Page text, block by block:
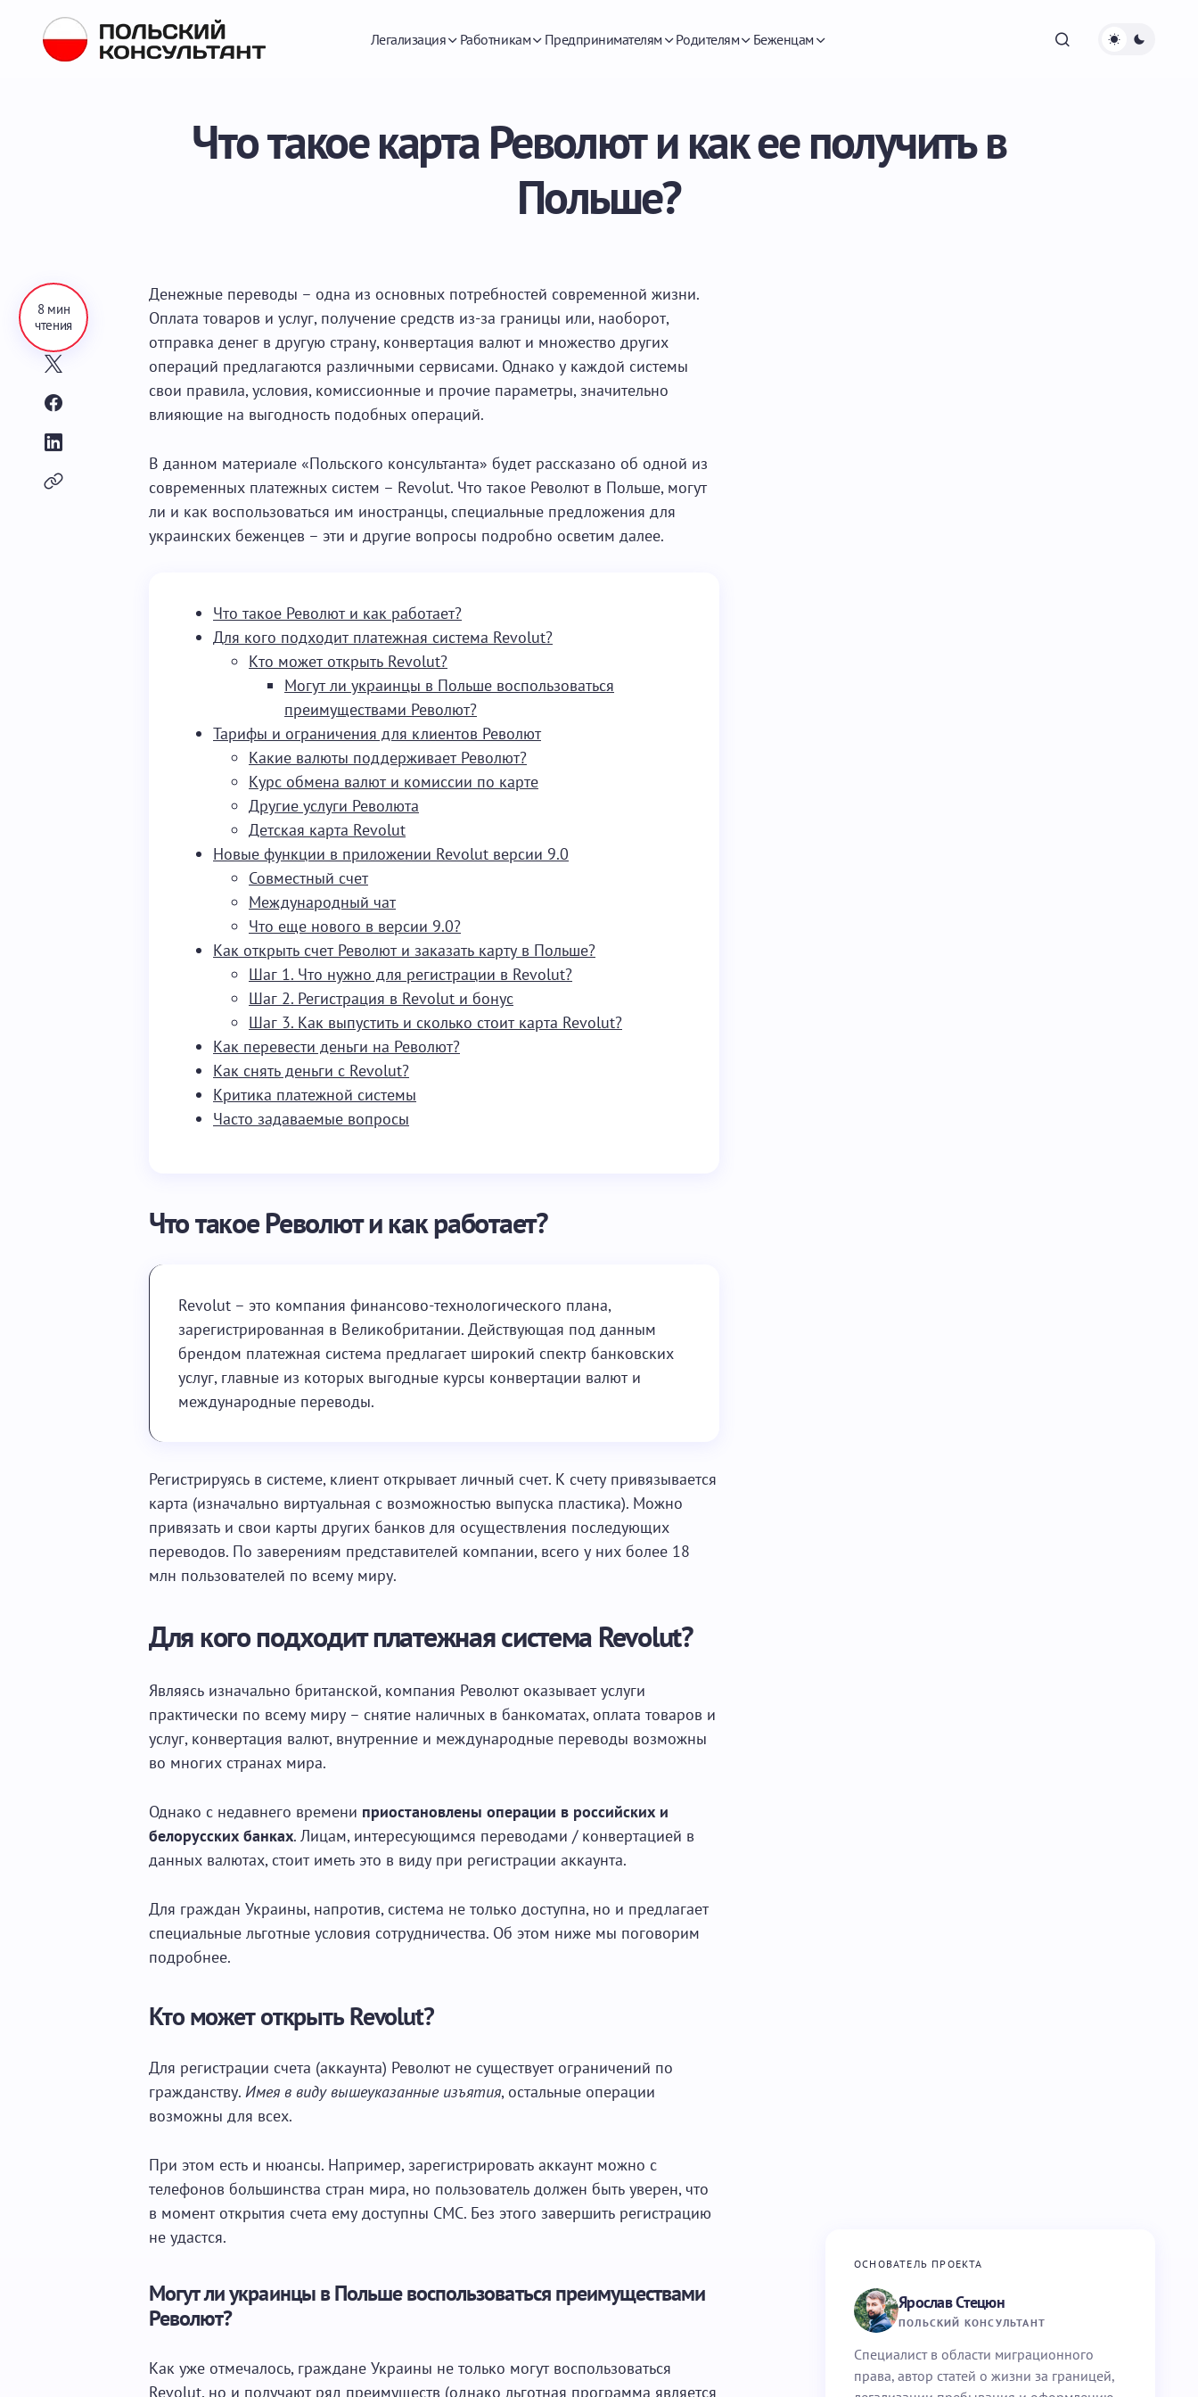
Легализация Работникам Предпринимателям Родителям Беженцам
Что такое карта Револют и как ее получить в
Польше?
8 мин
чтения
Денежные переводы – одна из основных потребностей современной жизни.
Оплата товаров и услуг, получение средств из-за границы или, наоборот,
отправка денег в другую страну, конвертация валют и множество других
операций предлагаются различными сервисами. Однако у каждой системы
свои правила, условия, комиссионные и прочие параметры, значительно
влияющие на выгодность подобных операций.
В данном материале «Польского консультанта» будет рассказано об одной из
современных платежных систем – Revolut. Что такое Револют в Польше, могут
ли и как воспользоваться им иностранцы, специальные предложения для
украинских беженцев – эти и другие вопросы подробно осветим далее.
Что такое Револют и как работает?
Для кого подходит платежная система Revolut?
Кто может открыть Revolut?
Могут ли украинцы в Польше воспользоваться
преимуществами Револют?
Тарифы и ограничения для клиентов Револют
Какие валюты поддерживает Револют?
Курс обмена валют и комиссии пo карте
Другие услуги Революта
Детская карта Revolut
Новые функции в приложении Revolut версии 9.0
Совместный счет
Международный чат
Что еще нового в версии 9.0?
Как открыть счет Револют и заказать карту в Польше?
Шаг 1. Что нужно для регистрации в Revolut?
Шаг 2. Регистрация в Revolut и бонус
Шаг 3. Как выпустить и сколько стоит карта Revolut?
Как перевести деньги на Револют?
Как снять деньги с Revolut?
Критика платежной системы
Часто задаваемые вопросы
Что такое Револют и как работает?
Revolut – это компания финансово-технологического плана,
зарегистрированная в Великобритании. Действующая под данным
брендом платежная система предлагает широкий спектр банковских
услуг, главные из которых выгодные курсы конвертации валют и
международные переводы.
Регистрируясь в системе, клиент открывает личный счет. К счету привязывается
карта (изначально виртуальная с возможностью выпуска пластика). Можно
привязать и свои карты других банков для осуществления последующих
переводов. По заверениям представителей компании, всего у них более 18
млн пользователей по всему миру.
Для кого подходит платежная система Revolut?
Являясь изначально британской, компания Револют оказывает услуги
практически по всему миру – снятие наличных в банкоматах, оплата товаров и
услуг, конвертация валют, внутренние и международные переводы возможны
во многих странах мира.
Однако с недавнего времени приостановлены операции в российских и
белорусских банках. Лицам, интересующимся переводами / конвертацией в
данных валютах, стоит иметь это в виду при регистрации аккаунта.
Для граждан Украины, напротив, система не только доступна, но и предлагает
специальные льготные условия сотрудничества. Об этом ниже мы поговорим
подробнее.
Кто может открыть Revolut?
Для регистрации счета (аккаунта) Револют не существует ограничений по
гражданству. Имея в виду вышеуказанные изъятия, остальные операции
возможны для всех.
При этом есть и нюансы. Например, зарегистрировать аккаунт можно с
телефонов большинства стран мира, но пользователь должен быть уверен, что
в момент открытия счета ему доступны СМС. Без этого завершить регистрацию
не удастся.
Могут ли украинцы в Польше воспользоваться преимуществами
Револют?
Как уже отмечалось, граждане Украины не только могут воспользоваться
Revolut, но и получают ряд преимуществ (однако льготная программа является
ОСНОВАТЕЛЬ ПРОЕКТА
Ярослав Стецюн
ПОЛЬСКИЙ КОНСУЛЬТАНТ
Специалист в области миграционного
права, автор статей о жизни за границей,